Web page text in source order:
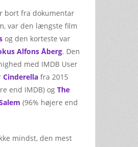
bort fra dokumentar
var den længste film
og den korteste var
Alfons Åberg. Den
med IMDB User
Cinderella fra 2015
end IMDB) og The
(96% højere end
mindst, den mest